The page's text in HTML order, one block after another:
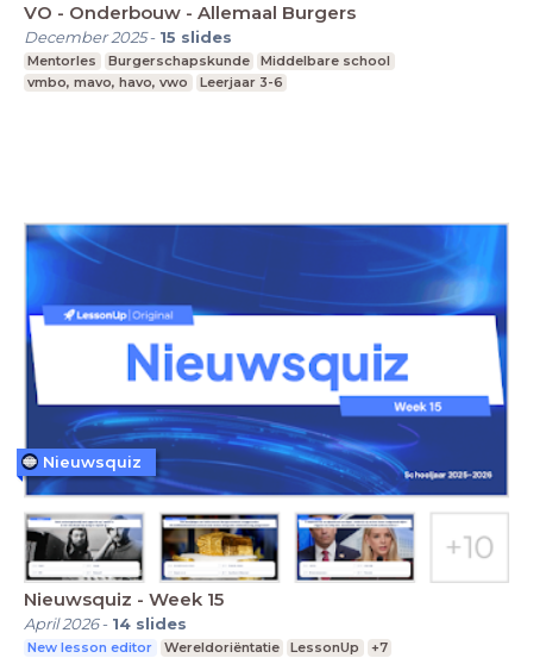
VO - Onderbouw - Allemaal Burgers
December 2025- 15 slides
Mentorles Burgerschapskunde
Middelbare school
vmbo, mavo, havo, vwo
Leerjaar 3-6
Nieuwsquiz - Week 15
April 2026- 14 slides
New lesson editor Wereldoriëntatie LessonUp
+7
Nieuwsquiz